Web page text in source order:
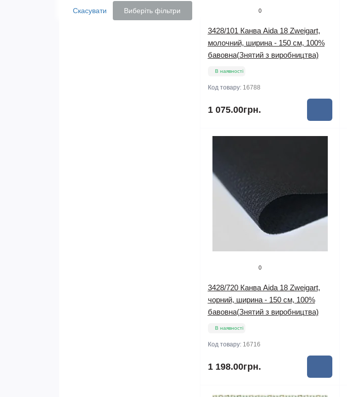
Скасувати Виберіть фільтри 0
3428/101 Канва Aida 18 Zweigart,
молочний, ширина - 150 см, 100%
бавовна(Знятий з виробництва)
В наявності
Код товару: 16788
1 075.00грн.
0
3428/720 Канва Aida 18 Zweigart,
чорний, ширина - 150 см, 100%
бавовна(Знятий з виробництва)
В наявності
Код товару: 16716
1 198.00грн.